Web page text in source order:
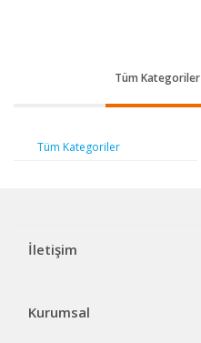
Tüm Kategoriler
Tüm Kategoriler
İletişim
Kurumsal